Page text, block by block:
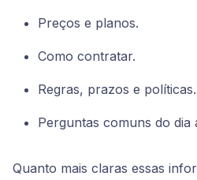
Preços e planos.
Como contratar.
Regras, prazos e políticas.
Perguntas comuns do dia
Quanto mais claras essas